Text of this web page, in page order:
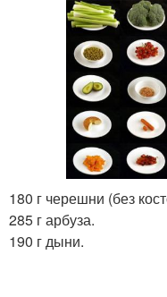
180 г черешни (без
285 г арбуза.
190 г дыни.